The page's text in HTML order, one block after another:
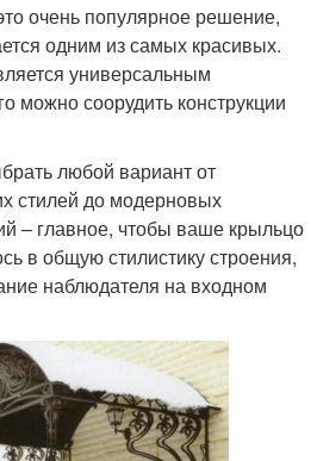
очень популярное решение,
одним из самых красивых.
универсальным
можно соорудить конструкции
любой вариант от
стилей до модерновых
– главное, чтобы ваше крыльцо
в общую стилистику строения,
наблюдателя на входном